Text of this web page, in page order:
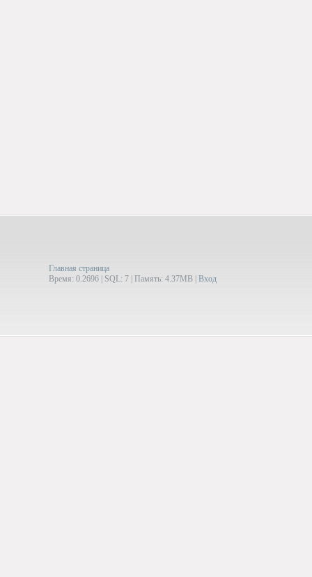
Главная страница
Время: 0.2696 | SQL: 7 | Память: 4.37MB Вход